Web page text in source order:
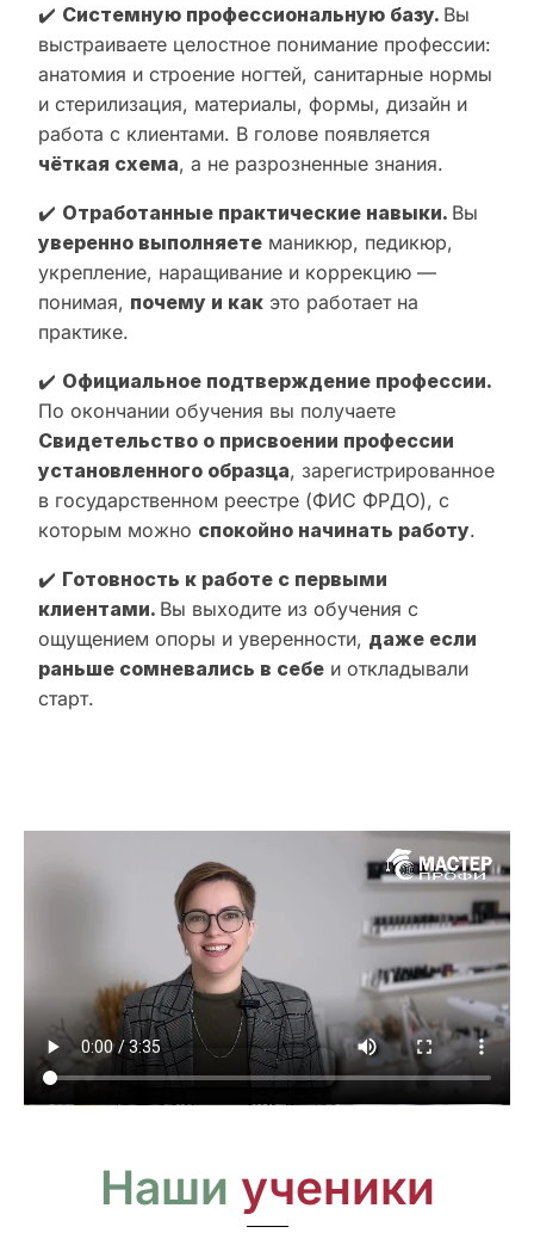
✔️ Системную профессиональную базу. Вы
выстраиваете целостное понимание профессии:
анатомия и строение ногтей, санитарные нормы
и стерилизация, материалы, формы, дизайн и
работа с клиентами. В голове появляется
чёткая схема, а не разрозненные знания.
✔️ Отработанные практические навыки. Вы
уверенно выполняете маникюр, педикюр,
укрепление, наращивание и коррекцию —
понимая, почему и как это работает на
практике.
✔️ Официальное подтверждение профессии.
По окончании обучения вы получаете
Свидетельство о присвоении профессии
установленного образца, зарегистрированное
в государственном реестре (ФИС ФРДО), с
которым можно спокойно начинать работу.
✔️ Готовность к работе с первыми
клиентами. Вы выходите из обучения с
ощущением опоры и уверенности, даже если
раньше сомневались в себе и откладывали
старт.
Наши ученики